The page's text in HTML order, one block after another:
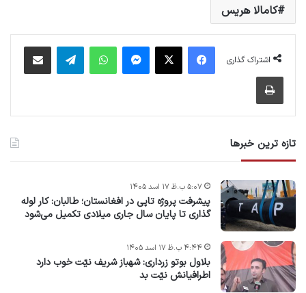
کامالا هریس
اشتراک گذاری
فیس بوک X پیام رسان واتس آپ تلگرام اشتراک گذاری از طریق ایمیل
چاپ
تازه ترین خبرها
پیشرفت پروژه‌ تاپی در افغانستان؛ طالبان: کار لوله
گذاری تا پایان سال جاری میلادی تکمیل می‌شود
۵:۰۷ ب.ظ ۱۷ اسد ۱۴۰۵
بلاول بوتو زرداری: شهباز شریف نیّت خوب دارد
اطرافیانش نیّت بد
۴:۴۴ ب.ظ ۱۷ اسد ۱۴۰۵